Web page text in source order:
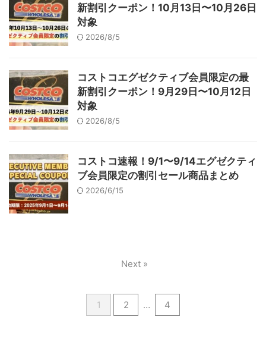
新割引クーポン！10月13日〜10月26日
対象
2026/8/5
コストコエグゼクティブ会員限定の最
新割引クーポン！9月29日〜10月12日
対象
2026/8/5
コストコ速報！9/1〜9/14エグゼクティ
ブ会員限定の割引セール商品まとめ
2026/6/15
1 2 … 4
Next »